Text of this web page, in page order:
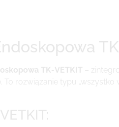
TK-VETKIT –
rozwiązanie typu